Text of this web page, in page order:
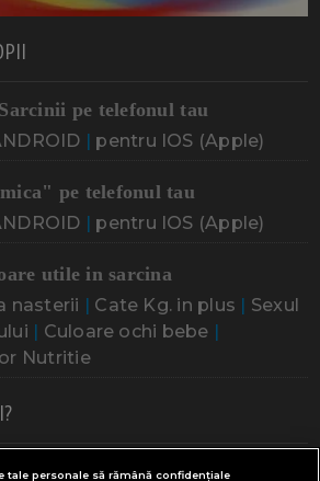
pe telefonul tau
| pentru IOS (Apple)
pe telefonul tau
| pentru IOS (Apple)
utile in sarcina
nasterii | Cate Kg. in plus | Sexul
| Culoare ochi bebe |
Nutritie
Probleme cu sarcina
tale personale să rămână confidențiale